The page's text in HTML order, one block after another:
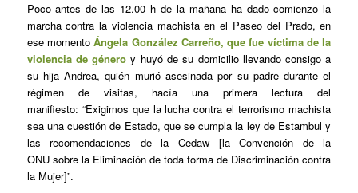
Poco antes de las 12.00 h de la mañana ha dado comienzo la
marcha contra la violencia machista en el Paseo del Prado, en
ese momentoÁngela González Carreño, que fue víctima de la
violencia de género y huyó de su domicilio llevando consigo a
su hija Andrea, quién murió asesinada por su padre durante el
régimen de visitas, hacía una primera lectura del
manifiesto: “Exigimos que la lucha contra el terrorismo machista
sea una cuestión de Estado, que se cumpla la ley de Estambul y
las recomendaciones de la Cedaw [la Convención de la
ONU sobre la Eliminación de toda forma de Discriminación contra
la Mujer]”.